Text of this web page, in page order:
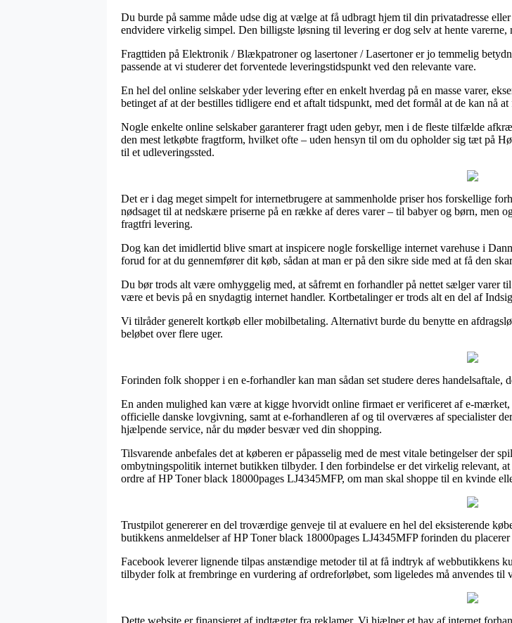
Du burde på samme måde udse dig at vælge at få udbragt hjem til din privatadresse
endvidere virkelig simpel. Den billigste løsning til levering er dog selv at hente
Fragttiden på Elektronik / Blækpatroner og lasertoner / Lasertoner er jo temmelig
passende at vi studerer det forventede leveringstidspunkt ved den relevante vare.
En hel del online selskaber yder levering efter en enkelt hverdag på en masse varer,
betinget af at der bestilles tidligere end et aftalt tidspunkt, med det formål at de kan nå
Nogle enkelte online selskaber garanterer fragt uden gebyr, men i de fleste tilfælde
den mest letkøbte fragtform, hvilket ofte – uden hensyn til om du opholder sig tæt på
til et udleveringssted.
Det er i dag meget simpelt for internetbrugere at sammenholde priser hos forskellige
nødsaget til at nedskære priserne på en række af deres varer – til babyer og børn, men
fragtfri levering.
Dog kan det imidlertid blive smart at inspicere nogle forskellige internet varehuse i
forud for at du gennemfører dit køb, sådan at man er på den sikre side med at få den
Du bør trods alt være omhyggelig med, at såfremt en forhandler på nettet sælger varer
være et bevis på en snydagtig internet handler. Kortbetalinger er trods alt en del af
Vi tilråder generelt kortkøb eller mobilbetaling. Alternativt burde du benytte en
beløbet over flere uger.
Forinden folk shopper i en e-forhandler kan man sådan set studere deres
En anden mulighed kan være at kigge hvorvidt online firmaet er verificeret af e-
officielle danske lovgivning, samt at e-forhandleren af og til overværes af specialister
hjælpende service, når du møder besvær ved din shopping.
Tilsvarende anbefales det at køberen er påpasselig med de mest vitale betingelser der
ombytningspolitik internet butikken tilbyder. I den forbindelse er det virkelig relevant,
ordre af HP Toner black 18000pages LJ4345MFP, om man skal shoppe til en kvinde
Trustpilot genererer en del troværdige genveje til at evaluere en hel del eksisterende
butikkens anmeldelser af HP Toner black 18000pages LJ4345MFP forinden du
Facebook leverer lignende tilpas anstændige metoder til at få indtryk af webbutikkens
tilbyder folk at frembringe en vurdering af ordreforløbet, som ligeledes må anvendes til
Dette website er finansieret af indtægter fra reklamer. Vi hjælper et hav af internet